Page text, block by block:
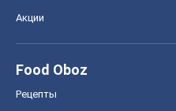
Акции
Food Oboz
Рецепты